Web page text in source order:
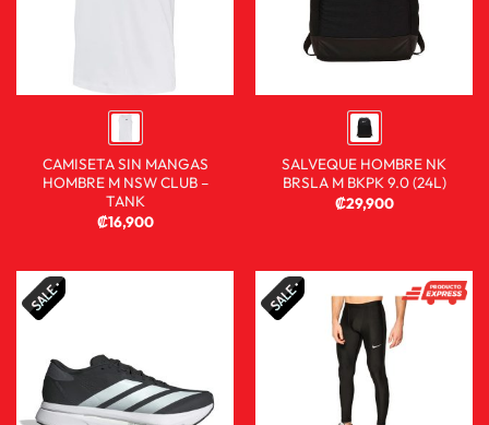
CAMISETA SIN MANGAS
HOMBRE M NSW CLUB –
TANK
₡16,900
SALVEQUE HOMBRE NK
BRSLA M BKPK 9.0 (24L)
₡29,900